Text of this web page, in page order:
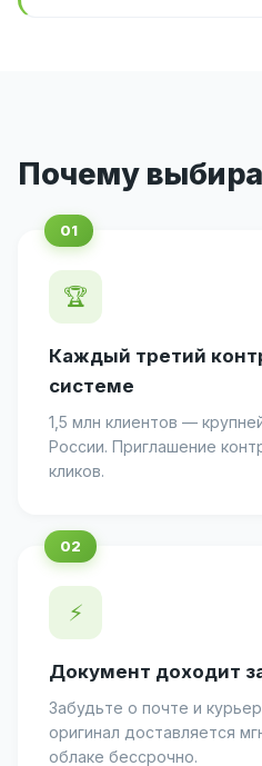
Почему
🏆
Каждый третий
системе
1,5 млн клиентов —
России. Приглашение
кликов.
⚡
Документ доходит
Забудьте о почте и
оригинал доставляется
облаке бессрочно.